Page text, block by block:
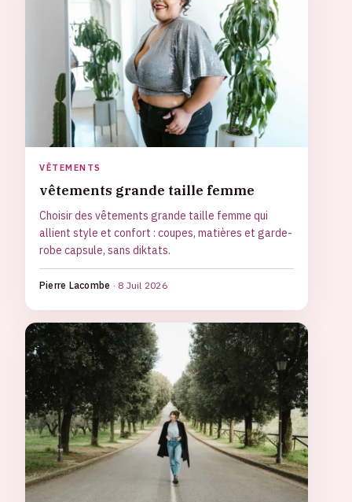
VÊTEMENTS
vêtements grande taille femme
Choisir des vêtements grande taille femme qui
allient style et confort : coupes, matières et garde-
robe capsule, sans diktats.
Pierre Lacombe · 8 Juil 2026